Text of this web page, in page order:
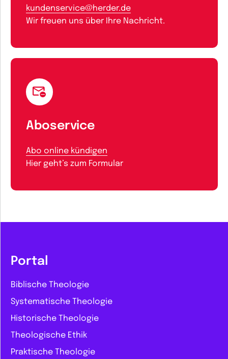
kundenservice@herder.de
Wir freuen uns über Ihre Nachricht.
Aboservice
Abo online kündigen
Hier geht’s zum Formular
Portal
Biblische Theologie
Systematische Theologie
Historische Theologie
Theologische Ethik
Praktische Theologie